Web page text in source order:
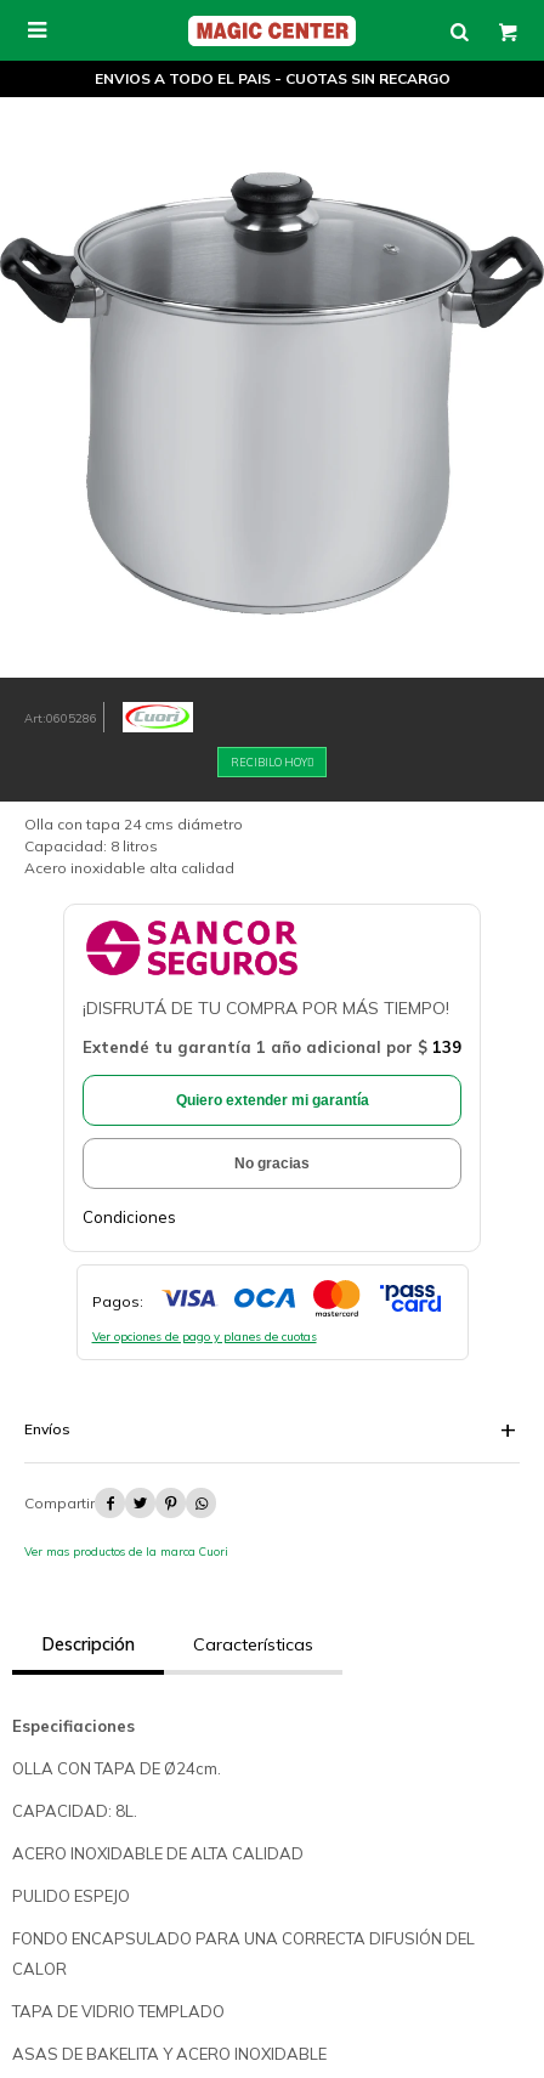

ENVIOS A TODO EL PAIS - CUOTAS SIN RECARGO
0605286
RECIBILO HOY
Olla con tapa 24 cms diámetro
Capacidad: 8 litros
Acero inoxidable alta calidad
¡DISFRUTÁ DE TU COMPRA POR MÁS TIEMPO!
Extendé tu garantía 1 año adicional por $ 139
Quiero extender mi garantía
No gracias
Condiciones
Pagos:
Ver opciones de pago y planes de cuotas
Envíos
   
Ver mas productos de la marca Cuori
Descripción Características
Especifiaciones
OLLA CON TAPA DE Ø24cm.
CAPACIDAD: 8L.
ACERO INOXIDABLE DE ALTA CALIDAD
PULIDO ESPEJO
FONDO ENCAPSULADO PARA UNA CORRECTA DIFUSIÓN DEL
CALOR
TAPA DE VIDRIO TEMPLADO
ASAS DE BAKELITA Y ACERO INOXIDABLE